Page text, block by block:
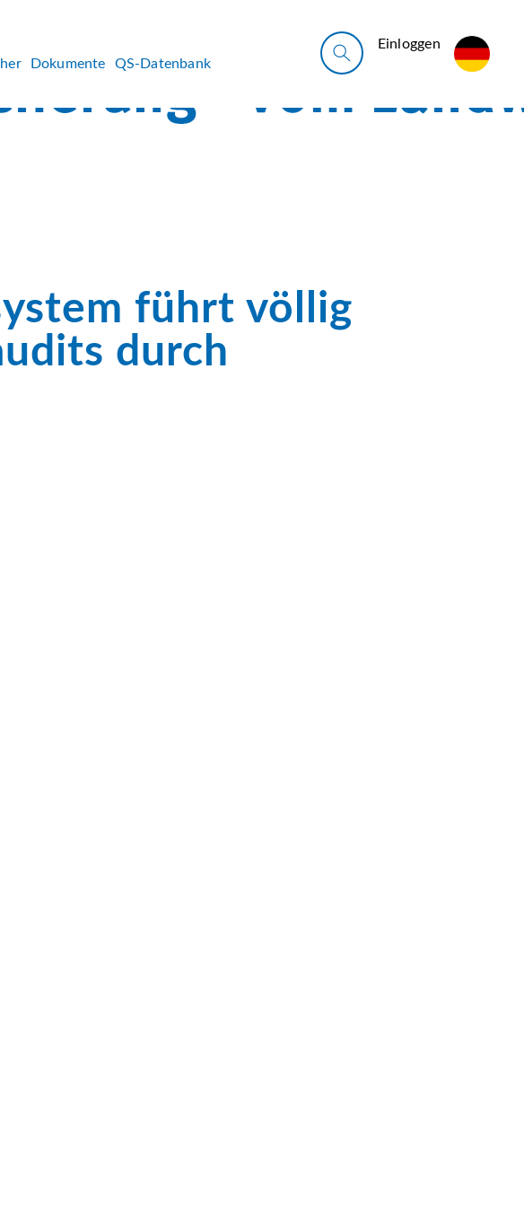
Dokumente QS-Datenbank
Ein­log­gen
führt völlig
durch